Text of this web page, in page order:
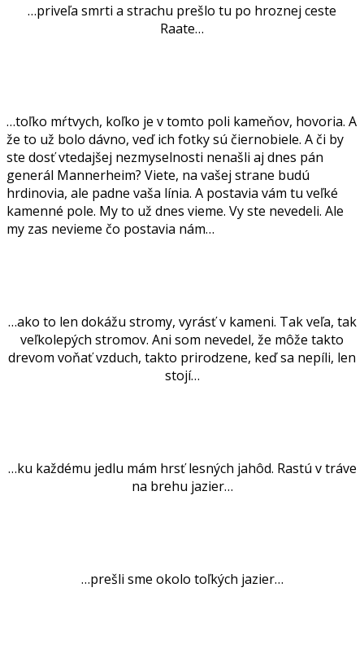
…priveľa smrti a strachu prešlo tu po hroznej ceste
Raate…
…toľko mŕtvych, koľko je v tomto poli kameňov, hovoria. A
že to už bolo dávno, veď ich fotky sú čiernobiele. A či by
ste dosť vtedajšej nezmyselnosti nenašli aj dnes pán
generál Mannerheim? Viete, na vašej strane budú
hrdinovia, ale padne vaša línia. A postavia vám tu veľké
kamenné pole. My to už dnes vieme. Vy ste nevedeli. Ale
my zas nevieme čo postavia nám…
…ako to len dokážu stromy, vyrásť v kameni. Tak veľa, tak
veľkolepých stromov. Ani som nevedel, že môže takto
drevom voňať vzduch, takto prirodzene, keď sa nepíli, len
stojí…
…ku každému jedlu mám hrsť lesných jahôd. Rastú v tráve
na brehu jazier…
…prešli sme okolo toľkých jazier…